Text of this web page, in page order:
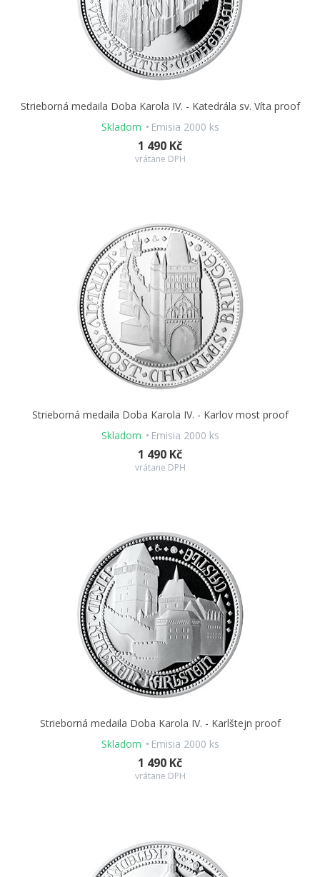
Strieborná medaila Doba Karola IV. - Katedrála sv. Víta proof
Skladom
Emisia 2000 ks
1 490 Kč
vrátane DPH
Strieborná medaila Doba Karola IV. - Karlov most proof
Skladom
Emisia 2000 ks
1 490 Kč
vrátane DPH
Strieborná medaila Doba Karola IV. - Karlštejn proof
Skladom
Emisia 2000 ks
1 490 Kč
vrátane DPH